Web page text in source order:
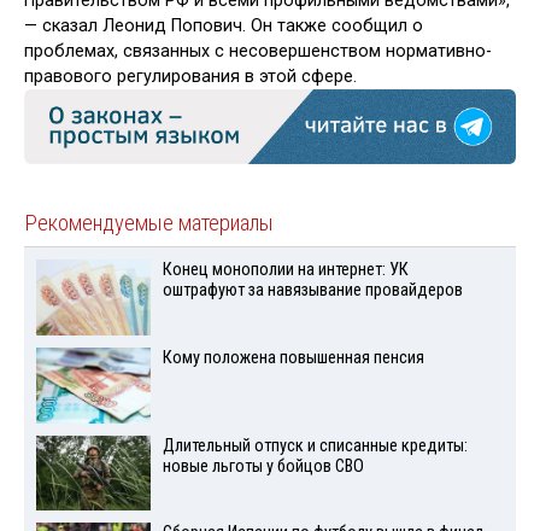
— сказал Леонид Попович. Он также сообщил о
проблемах, связанных с несовершенством нормативно-
правового регулирования в этой сфере.
Рекомендуемые материалы
Конец монополии на интернет: УК
оштрафуют за навязывание провайдеров
Кому положена повышенная пенсия
Длительный отпуск и списанные кредиты:
новые льготы у бойцов СВО